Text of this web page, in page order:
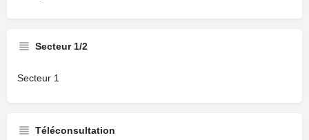
Secteur 1/2
Secteur 1
Téléconsultation